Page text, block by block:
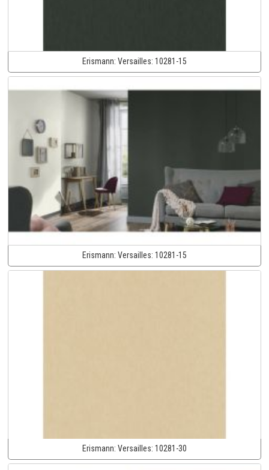
Erismann: Versailles: 10281-15
Erismann: Versailles: 10281-15
Erismann: Versailles: 10281-30